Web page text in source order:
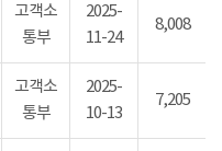
고객소
통부
2025-
11-24
8,008
고객소
통부
2025-
10-13
7,205